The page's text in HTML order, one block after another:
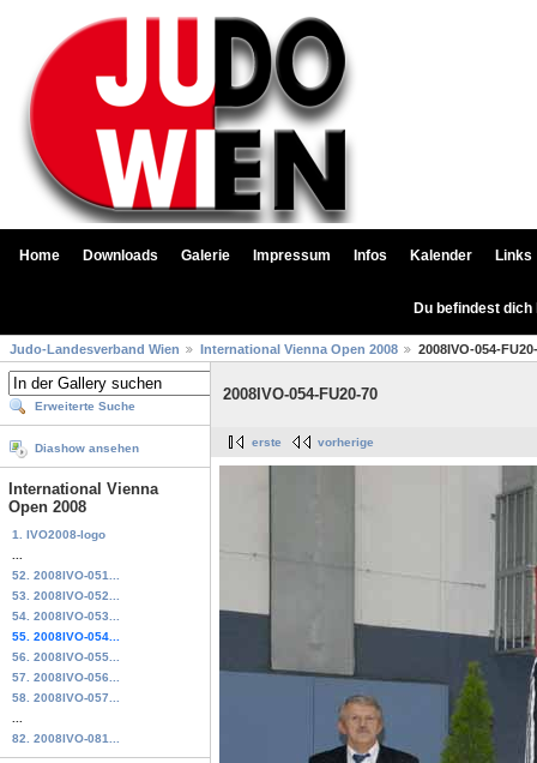
Home Downloads Galerie Impressum Infos Kalender Links
Du befindest
Judo-Landesverband Wien International Vienna Open 2008 2008IVO-054-
Erweiterte Suche
Diashow ansehen
International Vienna
Open 2008
1. IVO2008-logo
52. 2008IVO-051...
53. 2008IVO-052...
54. 2008IVO-053...
55. 2008IVO-054...
56. 2008IVO-055...
57. 2008IVO-056...
58. 2008IVO-057...
82. 2008IVO-081...
2008IVO-054-FU20-70
erste vorherige